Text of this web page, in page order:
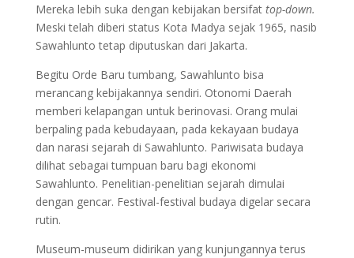
Mereka lebih suka dengan kebijakan bersifat top-down.
Meski telah diberi status Kota Madya sejak 1965, nasib
Sawahlunto tetap diputuskan dari Jakarta.
Begitu Orde Baru tumbang, Sawahlunto bisa
merancang kebijakannya sendiri. Otonomi Daerah
memberi kelapangan untuk berinovasi. Orang mulai
berpaling pada kebudayaan, pada kekayaan budaya
dan narasi sejarah di Sawahlunto. Pariwisata budaya
dilihat sebagai tumpuan baru bagi ekonomi
Sawahlunto. Penelitian-penelitian sejarah dimulai
dengan gencar. Festival-festival budaya digelar secara
rutin.
Museum-museum didirikan yang kunjungannya terus